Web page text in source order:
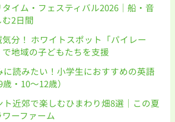
イム・フェスティバル2026｜船・音
2日間
分！ ホワイトスポット「パイレー
地域の子どもたちを支援
に読みたい！小学生におすすめの英語
・10〜12歳）
ト近郊で楽しむひまわり畑8選｜この夏
ーファーム